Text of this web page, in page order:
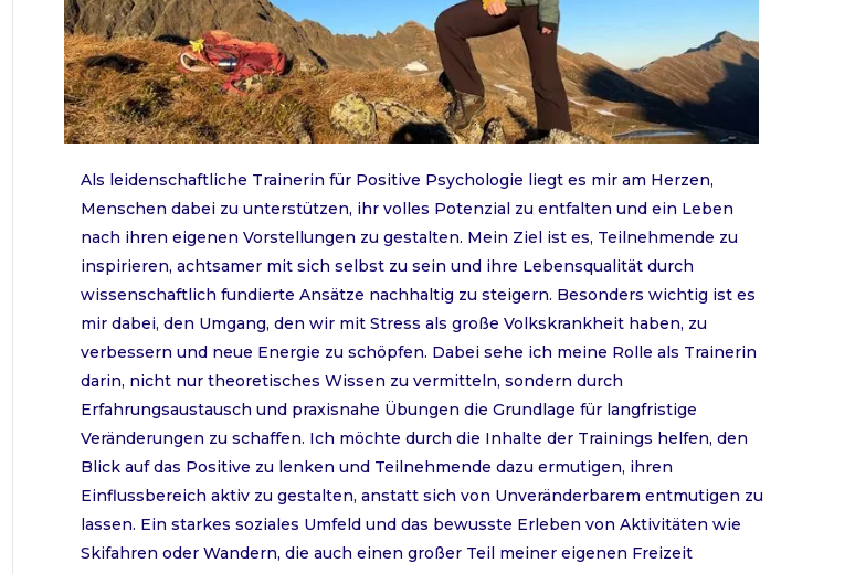
Als leidenschaftliche Trainerin für Positive Psychologie liegt es mir am Herzen,
Menschen dabei zu unterstützen, ihr volles Potenzial zu entfalten und ein Leben
nach ihren eigenen Vorstellungen zu gestalten. Mein Ziel ist es, Teilnehmende zu
inspirieren, achtsamer mit sich selbst zu sein und ihre Lebensqualität durch
wissenschaftlich fundierte Ansätze nachhaltig zu steigern. Besonders wichtig ist es
mir dabei, den Umgang, den wir mit Stress als große Volkskrankheit haben, zu
verbessern und neue Energie zu schöpfen. Dabei sehe ich meine Rolle als Trainerin
darin, nicht nur theoretisches Wissen zu vermitteln, sondern durch
Erfahrungsaustausch und praxisnahe Übungen die Grundlage für langfristige
Veränderungen zu schaffen. Ich möchte durch die Inhalte der Trainings helfen, den
Blick auf das Positive zu lenken und Teilnehmende dazu ermutigen, ihren
Einflussbereich aktiv zu gestalten, anstatt sich von Unveränderbarem entmutigen zu
lassen. Ein starkes soziales Umfeld und das bewusste Erleben von Aktivitäten wie
Skifahren oder Wandern, die auch einen großer Teil meiner eigenen Freizeit